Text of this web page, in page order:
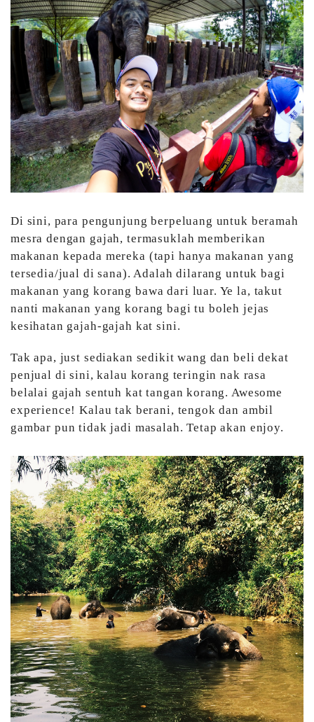
Di sini, para pengunjung berpeluang untuk beramah
mesra dengan gajah, termasuklah memberikan
makanan kepada mereka (tapi hanya makanan yang
tersedia/jual di sana). Adalah dilarang untuk bagi
makanan yang korang bawa dari luar. Ye la, takut
nanti makanan yang korang bagi tu boleh jejas
kesihatan gajah-gajah kat sini.
Tak apa, just sediakan sedikit wang dan beli dekat
penjual di sini, kalau korang teringin nak rasa
belalai gajah sentuh kat tangan korang. Awesome
experience! Kalau tak berani, tengok dan ambil
gambar pun tidak jadi masalah. Tetap akan enjoy.